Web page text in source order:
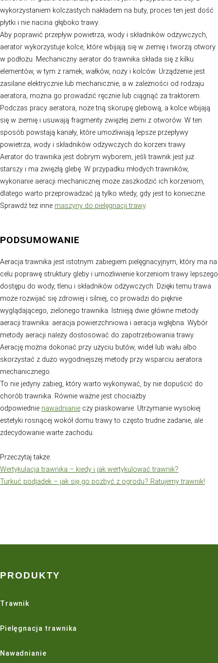
AERACJA TRAWNIKA NA WIOSNĘ
Aerację trawnika najlepiej przeprowadzać wczesną
jesienią, kiedy to trawnik jest w fazie intensywnego
również okres, w którym gleba jest wilgotna, co ułatwia
przeprowadzenie zabiegu.
Aerację warto wykonać po okresach suszy, kiedy to
zbita i twarda, co utrudnia dostęp powietrza, wody i
odżywczych do korzeni trawy. Jeśli trawnik ma
przesuszeniem, aerację należy przeprowadzić przed
ponieważ ułatwi to wchłanianie wody przez korzenie.
CZYM WYKONAĆ AERACJĘ
Możesz skorzystać z butów ze specjalnymi kolcami,
Jeśli chcesz dokonać napowietrzenia trawnika za
kolcami, zastosujesz w ten sposób aerację
polega na płytkim nakłuwaniu gleby. Aby tego dokonać,
przejść się po trawniku w butach z kolcami, aby
dokonać nacięć w ziemi. To najprostszy sposób na
aczkolwiek nacięcia będą dosyć płytkie. Aeracja
przyniesie podobny efekt, jednak zdecydowanie zadanie
dużo bardziej czasochłonne i pochłonie więcej energii.
Podobnie jak w przypadku nakładek, aeracja trawnika z
wykorzystaniem specjalnego wałka polega na
trawniku w jednym kierunku, co powoduje wykonanie
otworów w glebie. Jednakże, podobnie jak w przypadku
płytki i nie nacina głęboko trawy.
Aby poprawić przepływ powietrza, wody i składników
Podczas pracy aeratora, noże tną skorupę glebową, a
sposób powstają kanały, które umożliwiają lepsze
Aerator do trawnika jest dobrym wyborem, jeśli trawnik